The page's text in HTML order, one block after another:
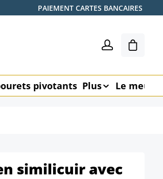
PAIEMENT CARTES BANCAIRES
Le
pivotants Plus Le
similicuir avec